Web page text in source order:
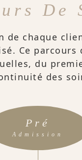
De
de chaque
Ce parcours
du
des
Pré
Admission